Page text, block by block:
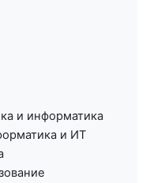
и информатика
и ИТ